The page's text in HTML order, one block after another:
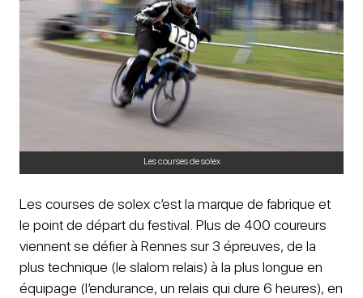
Les courses de solex
Les courses de solex c’est la marque de fabrique et
le point de départ du festival. Plus de 400 coureurs
viennent se défier à Rennes sur 3 épreuves, de la
plus technique (le slalom relais) à la plus longue en
équipage (l’endurance, un relais qui dure 6 heures), en